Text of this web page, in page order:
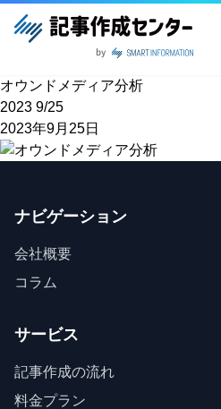
オウンドメディア分析
2023 9/25
2023年9月25日
ナビゲーション
会社概要
コラム
サービス
記事作成の流れ
料金プラン